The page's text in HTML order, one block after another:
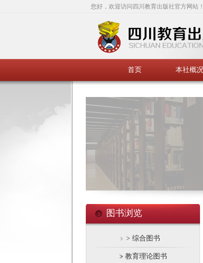
您好，欢迎访问四川教育出版社官方网站
首页 本社概况
图书浏览
> 综合图书
> 教育理论图书